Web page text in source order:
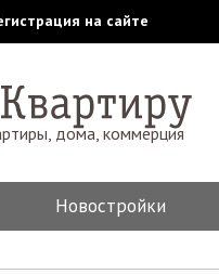
на сайте
дома, коммерция
Новостройки